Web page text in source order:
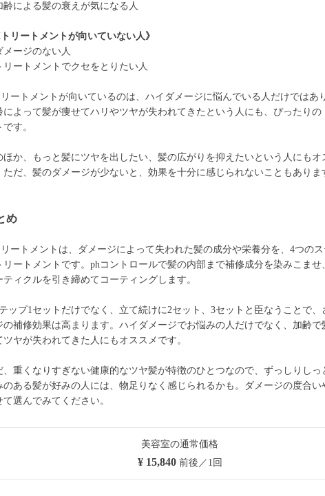
齢による髪の衰えが気になる人
トリートメントが向いていない人》
メージのない人
リートメントでクセをとりたい人
ートメントが向いているのは、ハイダメージに悩んでいる人だけではあ
によって髪が痩せてハリやツヤが失われてきたという人にも、ぴったりの
です。
ほか、もっと髪にツヤを出したい、髪の広がりを抑えたいという人にもオ
ただ、髪のダメージが少ないと、効果を十分に感じられないこともありま
め
ートメントは、ダメージによって失われた髪の成分や栄養分を、4つの
リートメントです。phコントロールで髪の内部まで補修成分を染みこませ
ティクルを引き締めてコーティングします。
ップ1セットだけでなく、立て続けに2セット、3セットと臣なうことで、
の補修効果は高まります。ハイダメージでお悩みの人だけでなく、加齢で
ツヤが失われてきた人にもオススメです。
、重くなりすぎない健康的なツヤ髪が特徴のひとつなので、ずっしりしっ
のある髪が好みの人には、物足りなく感じられるかも。ダメージの度合い
て選んでみてください。
美容室の通常価格
¥ 15,840前後／1回